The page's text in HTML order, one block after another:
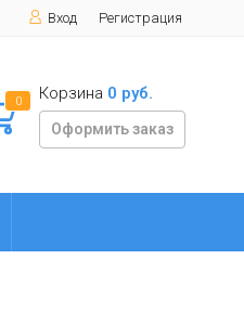
Вход Регистрация
0 Корзина 0 руб.
Оформить заказ